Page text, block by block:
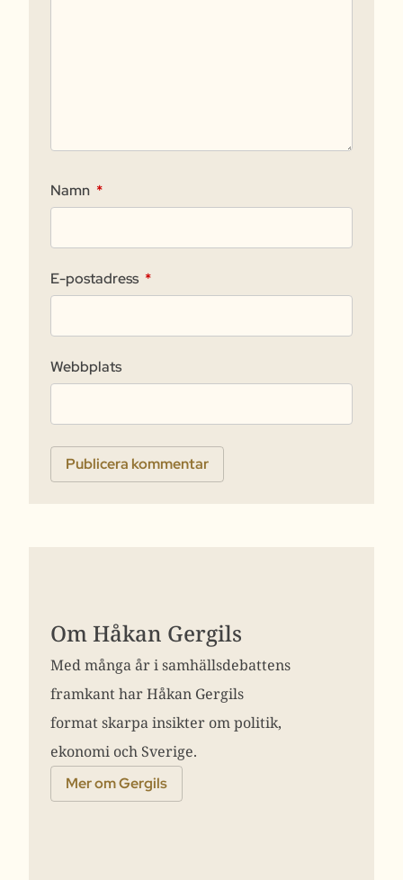
Namn *
E-postadress *
Webbplats
Om Håkan Gergils
Med många år i samhällsdebattens
framkant har Håkan Gergils
format skarpa insikter om politik,
ekonomi och Sverige.
Mer om Gergils